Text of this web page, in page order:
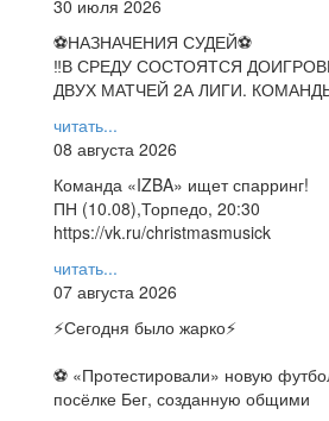
30 июля 2026
⚽НАЗНАЧЕНИЯ СУДЕЙ⚽
‼В СРЕДУ СОСТОЯТСЯ
ДВУХ МАТЧЕЙ 2А ЛИГИ.
читать...
08 августа 2026
Команда «IZBA» ищет спарринг!
ПН (10.08),Торпедо, 20:30
https://vk.ru/christmasmusick
читать...
07 августа 2026
⚡️Сегодня было жарко⚡️
⚽ ️«Протестировали» новую
посёлке Бег, созданную общими